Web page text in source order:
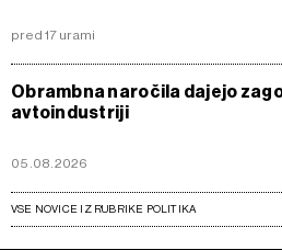
pred 17 urami
Obrambna naročila dajejo
avtoindustriji
05.08.2026
VSE NOVICE IZ RUBRIKE POLITIKA